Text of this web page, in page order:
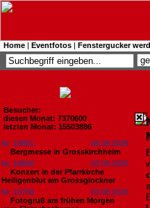
Home | Eventfotos | Fenstergucker
Besucher:
diesen Monat: 7370600
letzten Monat: 15503886
Nr. 18801
06.08.2026
Bergmesse in Grosskirchheim
Nr. 18800
03.08.2026
Konzert in der Pfarrkirche
Heiligenblut am Grossglockner
Nr. 18799
03.08.2026
Fotogruß am frühen Morgen